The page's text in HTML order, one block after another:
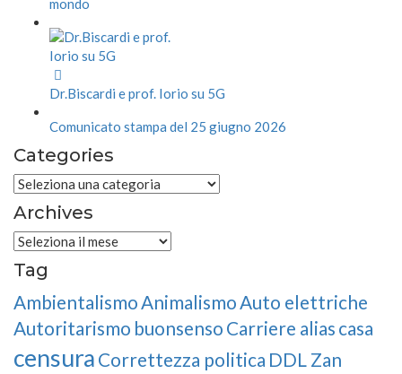
mondo
Dr.Biscardi e prof. Iorio su 5G
Comunicato stampa del 25 giugno 2026
Categories
Categories
Archives
Archives
Tag
AmbientalismoAnimalismoAuto elettriche
Autoritarismo buonsenso Carriere alias casa
censura Correttezza politica DDL Zan